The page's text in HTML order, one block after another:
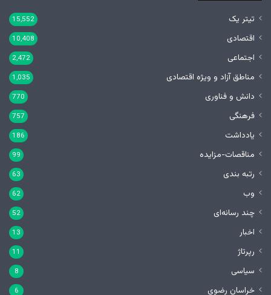
تیتر یک 15,552
اقتصادی 10,408
اجتماعی 2,472
مناطق آزاد و ویژه اقتصادی 1,035
دانش و فناوری 770
فرهنگی 757
یادداشت 186
مناقصات-مزایده 99
رتبه بندی 63
وب 62
چند رسانه‌ای 52
اخبار 13
رپرتاژ 11
سیاسی 8
خراسان رضوی 6